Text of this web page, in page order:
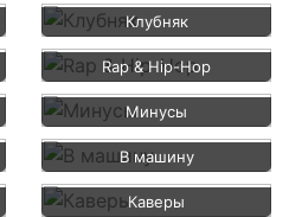
Клубняк
Rap & Hip-Hop
Минусы
В машину
Каверы